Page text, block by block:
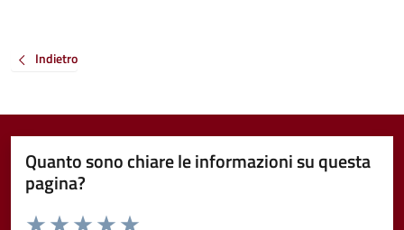
Indietro
Quanto sono chiare le informazioni su questa
pagina?
Valuta da 1 a 5 stelle la pagina